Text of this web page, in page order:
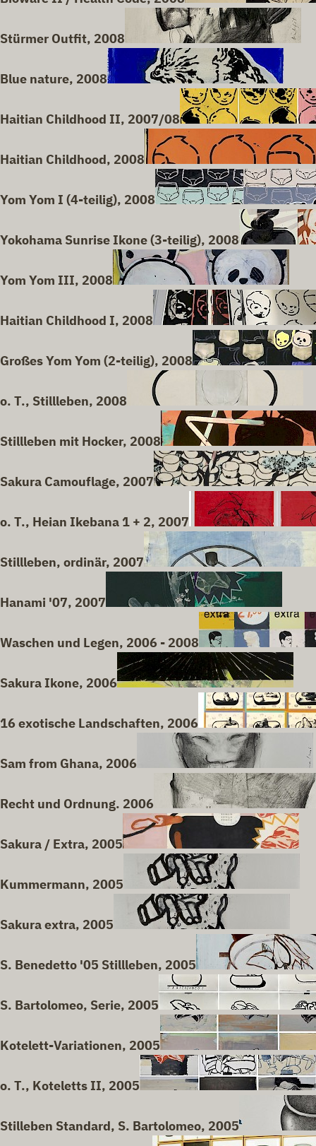
Stürmer Outfit, 2008
Blue nature, 2008
Haitian Childhood II, 2007/08
Haitian Childhood, 2008
Yom Yom I (4-teilig), 2008
Yokohama Sunrise Ikone (3-teilig), 2008
Yom Yom III, 2008
Haitian Childhood I, 2008
Großes Yom Yom (2-teilig), 2008
o. T., Stillleben, 2008
Stillleben mit Hocker, 2008
Sakura Camouflage, 2007
o. T., Heian Ikebana 1 + 2, 2007
Stillleben, ordinär, 2007
Hanami '07, 2007
Waschen und Legen, 2006 - 2008
Sakura Ikone, 2006
16 exotische Landschaften, 2006
Sam from Ghana, 2006
Recht und Ordnung. 2006
Sakura / Extra, 2005
Kummermann, 2005
Sakura extra, 2005
S. Benedetto '05 Stillleben, 2005
S. Bartolomeo, Serie, 2005
Kotelett-Variationen, 2005
o. T., Koteletts II, 2005
Stilleben Standard, S. Bartolomeo, 2005